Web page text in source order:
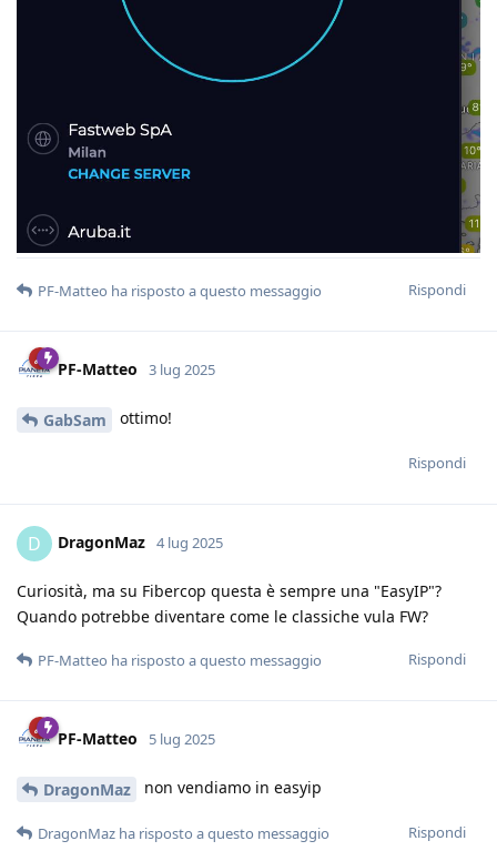
Rispondi
PF-Matteo ha risposto a questo messaggio
PF-Matteo 3 lug 2025
GabSam ottimo!
Rispondi
D DragonMaz 4 lug 2025
Curiosità, ma su Fibercop questa è sempre una "EasyIP"?
Quando potrebbe diventare come le classiche vula FW?
Rispondi
PF-Matteo ha risposto a questo messaggio
PF-Matteo 5 lug 2025
DragonMaz non vendiamo in easyip
Rispondi
DragonMaz ha risposto a questo messaggio